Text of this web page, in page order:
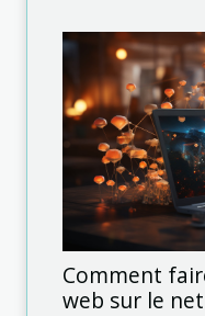
Comment
web sur le